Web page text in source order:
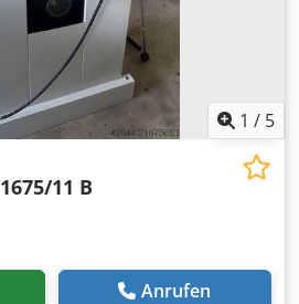
1 / 5
1675/11 B
Anrufen